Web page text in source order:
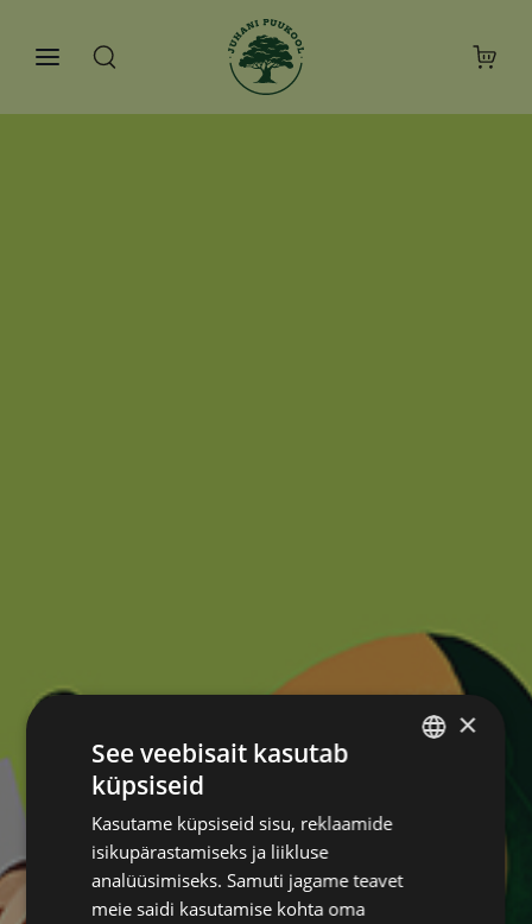
×
See veebisait kasutab
küpsiseid
Kasutame küpsiseid sisu, reklaamide
isikupärastamiseks ja liikluse
analüüsimiseks. Samuti jagame teavet
meie saidi kasutamise kohta oma